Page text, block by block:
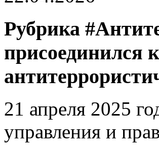
Рубрика
присоединился
21 апреля 2025
управления и